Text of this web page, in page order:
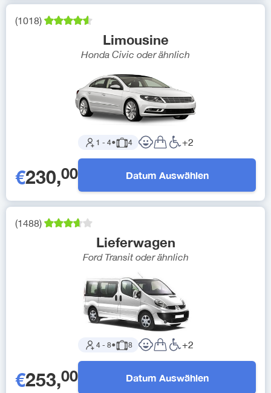
(1018)
Limousine
Honda Civic oder ähnlich
1 - 4● 4 +2
€230,00 Datum Auswählen
(1488)
Lieferwagen
Ford Transit oder ähnlich
4- 8● 8 +2
€253,00 Datum Auswählen